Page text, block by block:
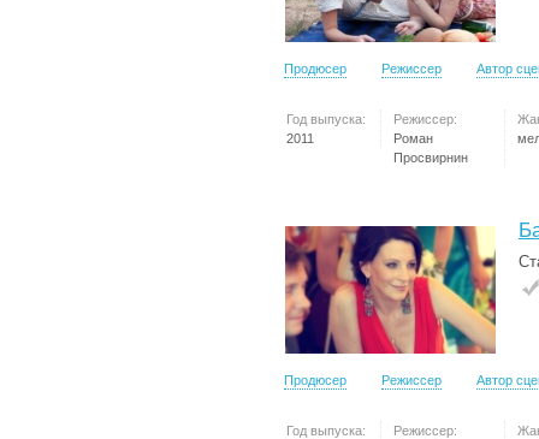
Продюсер Режиссер Автор
Год выпуска:
2011
Режиссер:
Роман
Просвирнин
Продюсер Режиссер Автор
Год выпуска:
Режиссер: